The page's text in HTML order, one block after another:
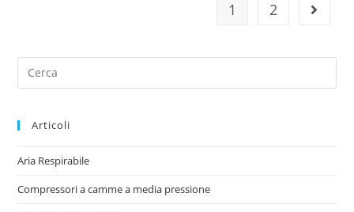
1 2
Articoli
Aria Respirabile
Compressori a camme a media pressione